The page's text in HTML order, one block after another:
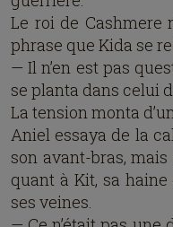
Le roi de Cashmere
phrase que Kida se
— Il n’en est pas
se planta dans celui
La tension monta
Aniel essaya de la
son avant-bras,
quant à Kit, sa haine
ses veines.